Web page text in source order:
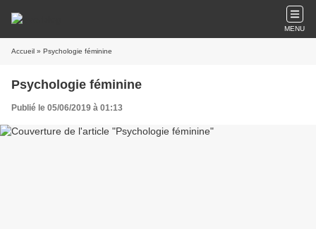
MENU
Accueil » Psychologie féminine
Psychologie féminine
Publié le 05/06/2019 à 01:13